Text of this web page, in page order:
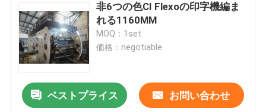
非6つの色CI Flexoの印字機編ま
れる1160MM
MOQ：1set
価格：negotiable
ベストプライス お問い合わせ